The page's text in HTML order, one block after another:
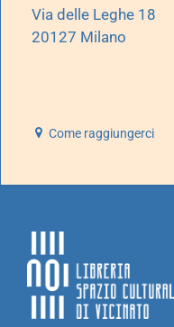
Via delle Leghe 18
20127 Milano
Come raggiungerci